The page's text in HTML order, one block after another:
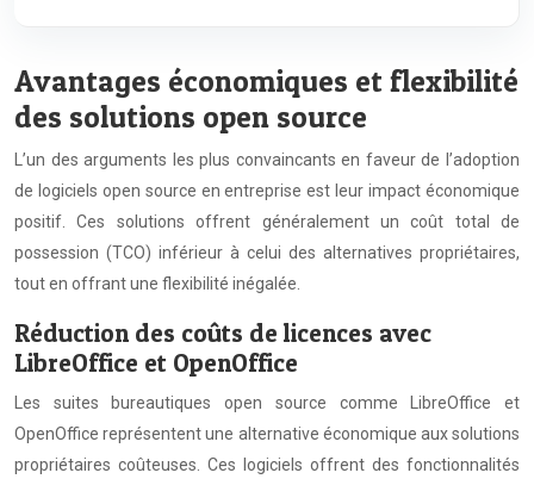
Avantages économiques et flexibilité
des solutions open source
L’un des arguments les plus convaincants en faveur de l’adoption
de logiciels open source en entreprise est leur impact économique
positif. Ces solutions offrent généralement un coût total de
possession (TCO) inférieur à celui des alternatives propriétaires,
tout en offrant une flexibilité inégalée.
Réduction des coûts de licences avec
LibreOffice et OpenOffice
Les suites bureautiques open source comme LibreOffice et
OpenOffice représentent une alternative économique aux solutions
propriétaires coûteuses. Ces logiciels offrent des fonctionnalités